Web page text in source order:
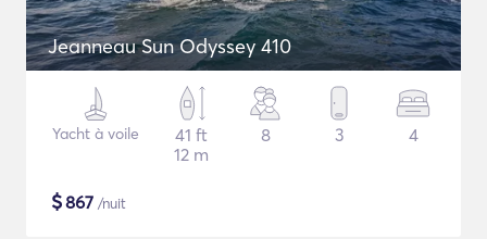
Jeanneau Sun Odyssey 410
Yacht à voile
41 ft
12 m
8 3 4
$867 /nuit